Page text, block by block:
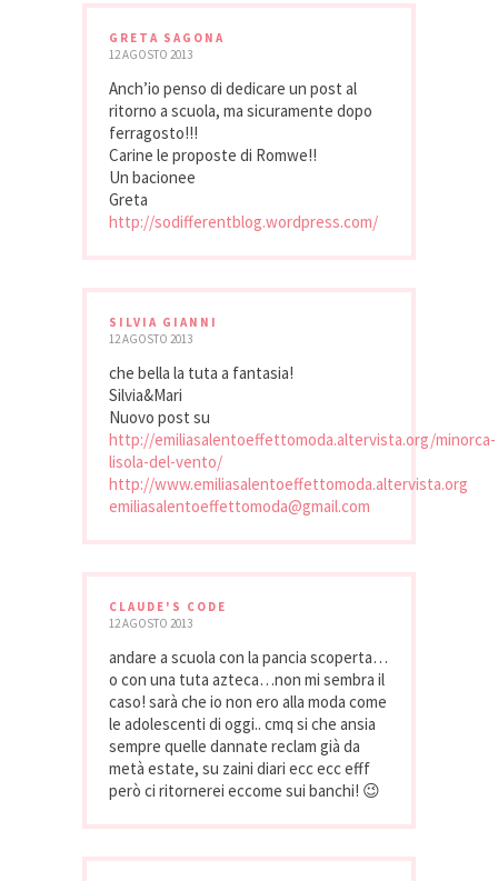
GRETA SAGONA
12 AGOSTO 2013
Anch’io penso di dedicare un post al
ritorno a scuola, ma sicuramente dopo
ferragosto!!!
Carine le proposte di Romwe!!
Un bacionee
Greta
http://sodifferentblog.wordpress.com/
SILVIA GIANNI
12 AGOSTO 2013
che bella la tuta a fantasia!
Silvia&Mari
Nuovo post su
http://emiliasalentoeffettomoda.altervista.org/minorca-
lisola-del-vento/
http://www.emiliasalentoeffettomoda.altervista.org
emiliasalentoeffettomoda@gmail.com
CLAUDE'S CODE
12 AGOSTO 2013
andare a scuola con la pancia scoperta…
o con una tuta azteca…non mi sembra il
caso! sarà che io non ero alla moda come
le adolescenti di oggi.. cmq si che ansia
sempre quelle dannate reclam già da
metà estate, su zaini diari ecc ecc efff
però ci ritornerei eccome sui banchi! 😉